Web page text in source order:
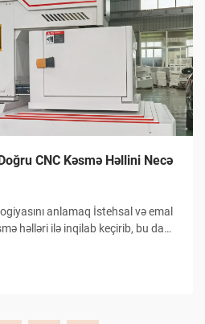
CNC Kəsmə Həllini Necə
anlamaq İstehsal və emal
həlləri ilə inqilab keçirib, bu da